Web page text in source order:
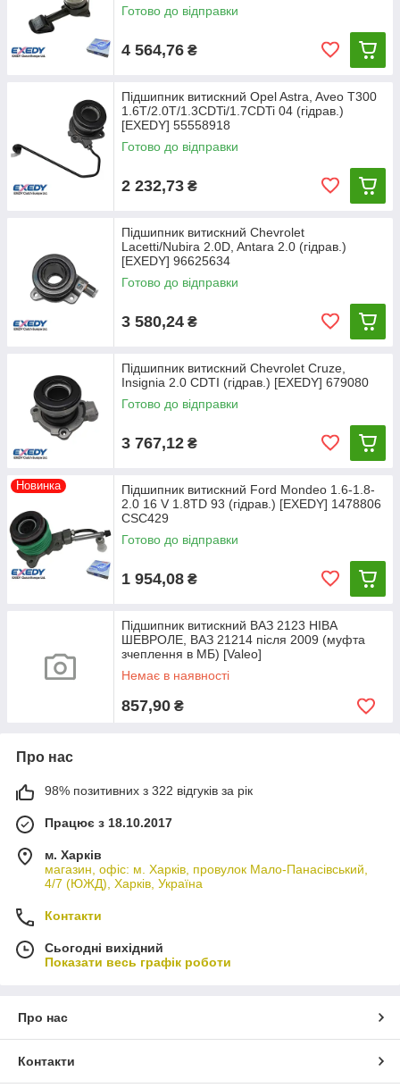
Готово до відправки
4 564,76 ₴
Підшипник витискний Opel Astra, Aveo T300
1.6T/2.0T/1.3CDTi/1.7CDTi 04 (гідрав.)
[EXEDY] 55558918
Готово до відправки
2 232,73 ₴
Підшипник витискний Chevrolet
Lacetti/Nubira 2.0D, Antara 2.0 (гідрав.)
[EXEDY] 96625634
Готово до відправки
3 580,24 ₴
Підшипник витискний Chevrolet Cruze,
Insignia 2.0 CDTI (гідрав.) [EXEDY] 679080
Готово до відправки
3 767,12 ₴
Новинка
Підшипник витискний Ford Mondeo 1.6-1.8-
2.0 16 V 1.8TD 93 (гідрав.) [EXEDY] 1478806
CSC429
Готово до відправки
1 954,08 ₴
Підшипник витискний ВАЗ 2123 НІВА
ШЕВРОЛЕ, ВАЗ 21214 після 2009 (муфта
зчеплення в МБ) [Valeo]
Немає в наявності
857,90 ₴
Про нас
98% позитивних з 322 відгуків за рік
Працює з 18.10.2017
м. Харків
магазин, офіс: м. Харків, провулок Мало-Панасівський,
4/7 (ЮЖД), Харків, Україна
Контакти
Сьогодні вихідний
Показати весь графік роботи
Про нас
Контакти